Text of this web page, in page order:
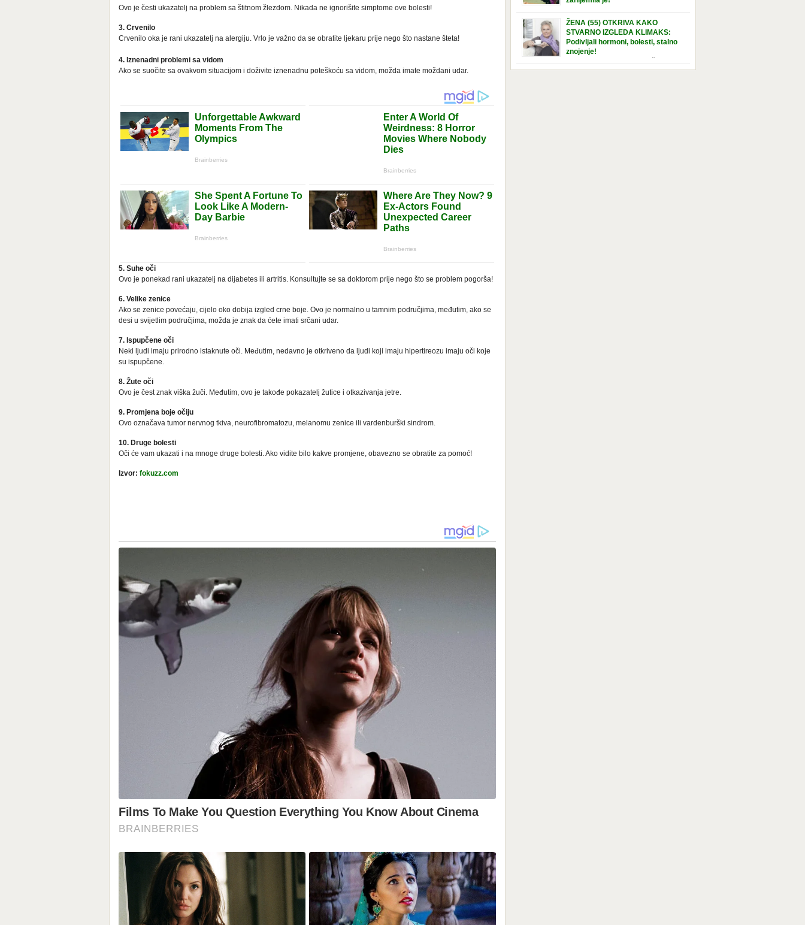
Ovo je česti ukazatelj na problem sa štitnom žlezdom. Nikada ne ignorišite simptome ove bolesti!
3. Crvenilo
Crvenilo oka je rani ukazatelj na alergiju. Vrlo je važno da se obratite ljekaru prije nego što nastane šteta!
4. Iznenadni problemi sa vidom
Ako se suočite sa ovakvom situacijom i doživite iznenadnu poteškoću sa vidom, možda imate moždani udar.
5. Suhe oči
Ovo je ponekad rani ukazatelj na dijabetes ili artritis. Konsultujte se sa doktorom prije nego što se problem pogorša!
6. Velike zenice
Ako se zenice povećaju, cijelo oko dobija izgled crne boje. Ovo je normalno u tamnim područjima, međutim, ako se
desi u svijetlim područjima, možda je znak da ćete imati srčani udar.
7. Ispupčene oči
Neki ljudi imaju prirodno istaknute oči. Međutim, nedavno je otkriveno da ljudi koji imaju hipertireozu imaju oči koje
su ispupčene.
8. Žute oči
Ovo je čest znak viška žuči. Međutim, ovo je takođe pokazatelj žutice i otkazivanja jetre.
9. Promjena boje očiju
Ovo označava tumor nervnog tkiva, neurofibromatozu, melanomu zenice ili vardenburški sindrom.
10. Druge bolesti
Oči će vam ukazati i na mnoge druge bolesti. Ako vidite bilo kakve promjene, obavezno se obratite za pomoć!
Izvor: fokuzz.com
nam se jednom nastani u bašti ili dvorištu, teško
zbrinuta u hraniteljskoj porodici. Sada, u svojoj 5.
godini, dočekala je momenat usvajanja, kada će
dobiti novu, stalnu porodicu. Ovaj dan je bio
veoma poseban za djevojčicu i njenu novu
porodicu, ali je uskoro postao još čarobniji,
ŽENA (55) OTKRIVA KAKO
STVARNO IZGLEDA KLIMAKS:
Podivljali hormoni, bolesti, stalno
znojenje!
“Bila sam slomljena, naslušala sam
se o tome da ću uskoro izgledati kao da imam